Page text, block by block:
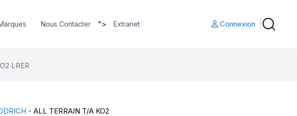
Nous Contacter "> Extranet Connexion
LRER
- ALL TERRAIN T/A KO2